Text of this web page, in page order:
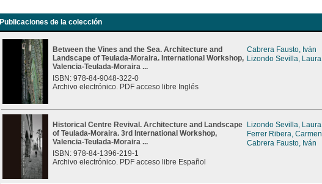
Publicaciones de la colección
Between the Vines and the Sea. Architecture and
Landscape of Teulada-Moraira. International Workshop,
Valencia-Teulada-Moraira ...
ISBN: 978-84-9048-322-0
Archivo electrónico. PDF acceso libre Inglés
Cabrera Fausto, Iván
Lizondo Sevilla, Laura
Historical Centre Revival. Architecture and Landscape
of Teulada-Moraira. 3rd International Workshop,
Valencia-Teulada-Moraira ...
ISBN: 978-84-1396-219-1
Archivo electrónico. PDF acceso libre Español
Lizondo Sevilla, Laura
Ferrer Ribera, Carmen
Cabrera Fausto, Iván